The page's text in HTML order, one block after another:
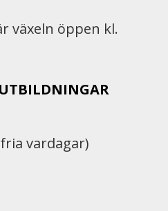
växeln öppen kl.
vardagar)